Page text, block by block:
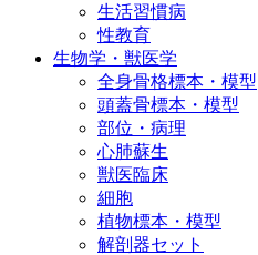
生活習慣病
性教育
生物学・獣医学
全身骨格標本・模型
頭蓋骨標本・模型
部位・病理
心肺蘇生
獣医臨床
細胞
植物標本・模型
解剖器セット